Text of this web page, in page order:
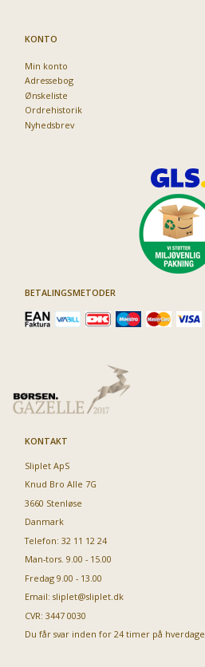
KONTO
Min konto
Adressebog
Ønskeliste
Ordrehistorik
Nyhedsbrev
BETALINGSMETODER
KONTAKT
Sliplet ApS
Knud Bro Alle 7G
3660 Stenløse
Danmark
Telefon: 32 11 12 24
Man-tors. 9.00 - 15.00
Fredag 9.00 - 13.00
Email: sliplet@sliplet.dk
CVR: 3447 0030
Du får svar inden for 24 timer på hverdage